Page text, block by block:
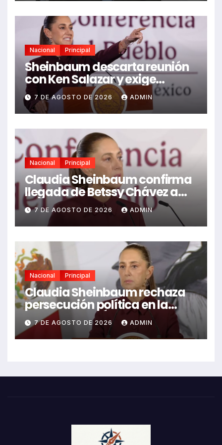
Nacional Principal
Sheinbaum descarta reunión
con Ken Salazar y exige
esclarecer captura del Mayo
7 DE AGOSTO DE 2026 ADMIN
Nacional Principal
Claudia Sheinbaum confirma
llegada de Betssy Chávez a
México tras asilo
7 DE AGOSTO DE 2026 ADMIN
Nacional Principal
Claudia Sheinbaum rechaza
persecución política en la
detención de Ángel Aguirre
7 DE AGOSTO DE 2026 ADMIN